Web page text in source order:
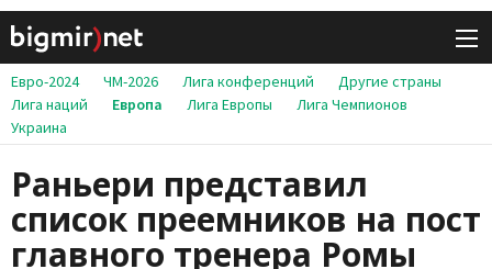
Евро-2024 ЧМ-2026 Лига конференций
Другие страны
Лига наций
Европа Лига Европы
Лига Чемпионов
Украина
Раньери представил
список преемников на пост
главного тренера Ромы